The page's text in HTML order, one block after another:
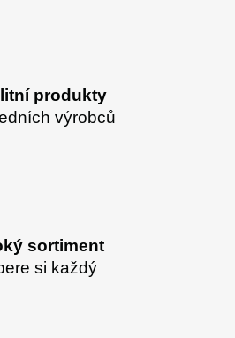
produkty
výrobců
sortiment
si každý